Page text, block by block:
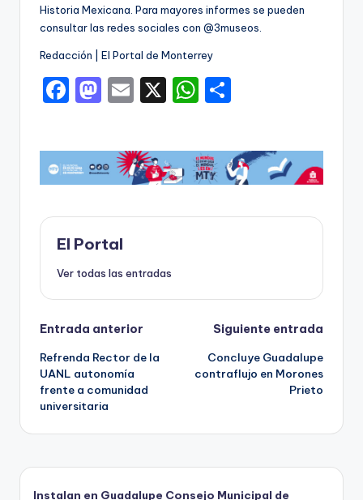
Historia Mexicana. Para mayores informes se pueden
consultar las redes sociales con @3museos.
Redacción | El Portal de Monterrey
F
c
e
b
o
o
k
M
st
o
d
o
n
E
ai
l
X
W
a
ts
A
p
m
p
ar
ti
El Portal
Ver todas las entradas
Navegación
de
entradas
Entrada anterior
Refrenda Rector de la
UANL autonomía
frente a comunidad
universitaria
Siguiente entrada
Concluye Guadalupe
contraflujo en Morones
Prieto
Instalan en Guadalupe Consejo Municipal de